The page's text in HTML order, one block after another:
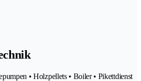
• Holzpellets • Boiler • Pikettdienst